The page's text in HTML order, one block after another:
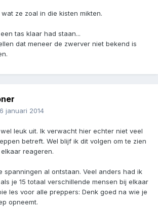
ze zoal in die kisten mikten.
tas klaar had staan...
dat meneer de zwerver niet bekend is
6 januari 2014
leuk uit. Ik verwacht hier echter niet veel
betreft. Wel blijf ik dit volgen om te zien
reageren.
spanningen al ontstaan. Veel anders had ik
je 15 totaal verschillende mensen bij elkaar
les voor alle preppers: Denk goed na wie je
opneemt.